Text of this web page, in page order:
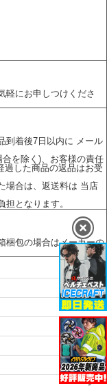
軽にお申しつけくださ
着後7日以内に メール
を除く)、お客様の責任
過した商品の返品はお受
場合は、返送料は 当店
となります。
梱包の場合はメーカーの